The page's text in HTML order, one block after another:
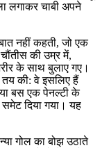
लगाकर चाबी अपने
नहीं कहती, जो एक
की उम्र में,
के साथ बुलाए गए।
तय की: वे इसलिए हैं
बस एक पेनल्टी के
दिया गया। यह
गोल का बोझ उठाते